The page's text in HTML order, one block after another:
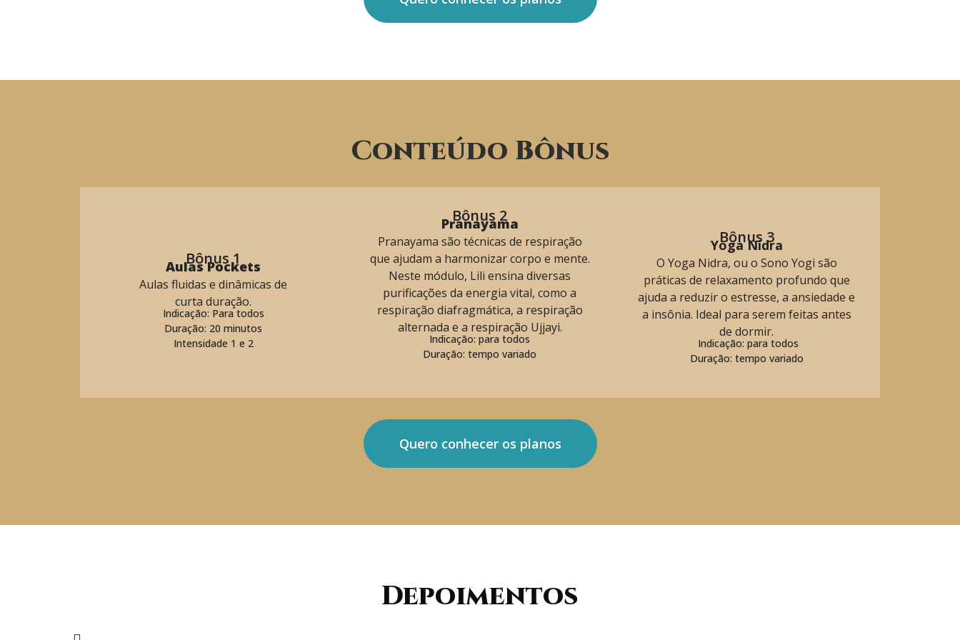
Conteúdo Bônus
Bônus 1
Aulas Pockets
Aulas fluidas e dinâmicas de
curta duração.
Indicação: Para todos
Duração: 20 minutos
Intensidade 1 e 2
Bônus 2
Pranayama
Pranayama são técnicas de respiração
que ajudam a harmonizar corpo e mente.
Neste módulo, Lili ensina diversas
purificações da energia vital, como a
respiração diafragmática, a respiração
alternada e a respiração Ujjayi.
Indicação: para todos
Duração: tempo variado
Bônus 3
Yoga Nidra
O Yoga Nidra, ou o Sono Yogi são
práticas de relaxamento profundo que
ajuda a reduzir o estresse, a ansiedade e
a insônia. Ideal para serem feitas antes
de dormir.
Indicação: para todos
Duração: tempo variado
Quero conhecer os planos
Depoimentos